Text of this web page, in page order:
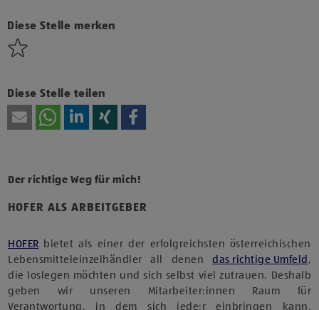
Diese Stelle merken
Diese Stelle teilen
HOFER ALS ARBEITGEBER
Der richtige Weg für mich!
HOFER bietet als einer der erfolgreichsten österreichischen
Lebensmitteleinzelhändler all denen das richtige Umfeld ,
die loslegen möchten und sich selbst viel zutrauen. Deshalb
geben wir unseren Mitarbeiter:innen Raum für
Verantwortung, in dem sich jede:r einbringen kann.